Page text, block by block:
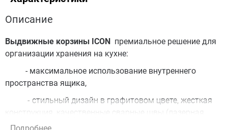
Описание
Выдвижные корзины ICON премиальное решение для
организации хранения на кухне:
- максимальное использование внутреннего
пространства ящика,
- стильный дизайн в графитовом цвете, жесткая
конструкция, качественные сварные швы (лазерная
сварка),